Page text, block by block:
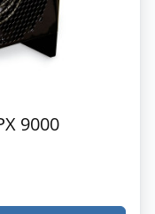
9000